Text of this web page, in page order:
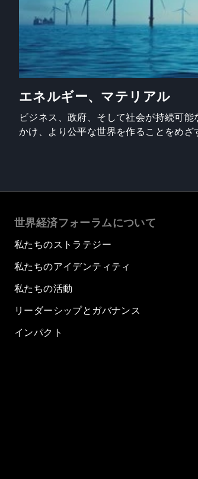
エネルギー、マテリアル
ビジネス、政府、そして社会が持続可
かけ、より公平な世界を作ることをめざ
世界経済フォーラムについて
私たちのストラテジー
私たちのアイデンティティ
私たちの活動
リーダーシップとガバナンス
インパクト